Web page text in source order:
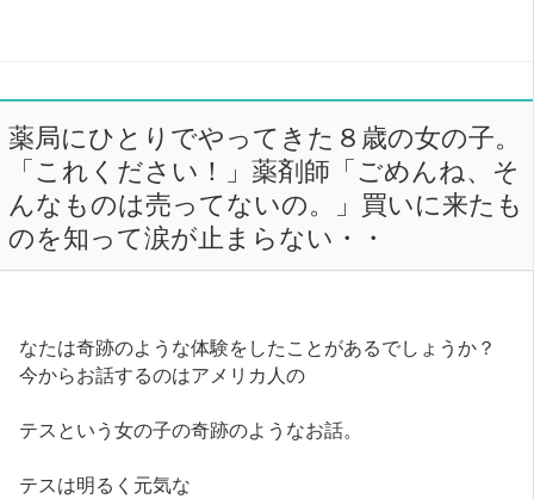
薬局にひとりでやってきた８歳の女の子。
「これください！」薬剤師「ごめんね、そ
んなものは売ってないの。」買いに来たも
のを知って涙が止まらない・・
なたは奇跡のような体験をしたことがあるでしょうか？
今からお話するのはアメリカ人の
テスという女の子の奇跡のようなお話。
テスは明るく元気な